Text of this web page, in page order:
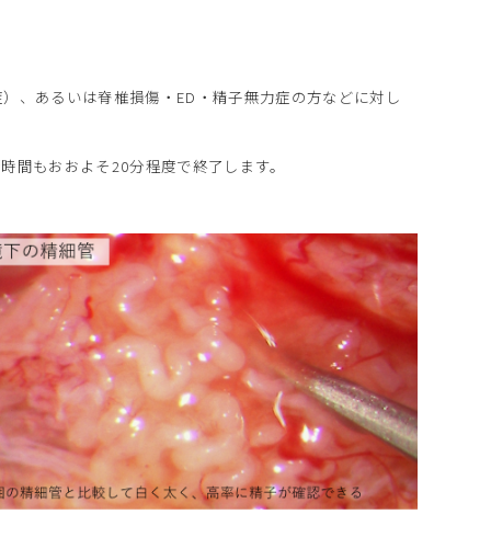
、あるいは脊椎損傷・ED・精子無力症の方などに対し
もおおよそ20分程度で終了します。